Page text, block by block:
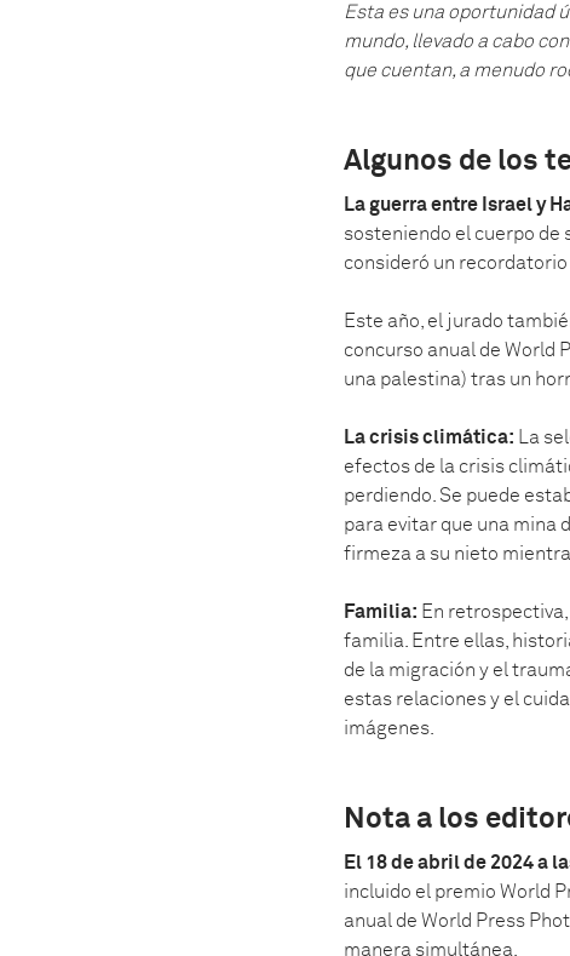
Esta es una oportunidad
mundo, llevado a cabo
que cuentan, a menudo
Algunos de los
La guerra entre Israel y
sosteniendo el cuerpo de
consideró un
Este año, el jurado
concurso anual de World
una palestina) tras un
La crisis climática: La
efectos de la crisis
perdiendo. Se puede
para evitar que una mina
firmeza a su nieto
Familia: En
familia. Entre ellas,
de la migración y el
estas relaciones y el
imágenes.
Nota a los
El 18 de abril de 2024 a
incluido el premio World
anual de World Press
manera simultánea.